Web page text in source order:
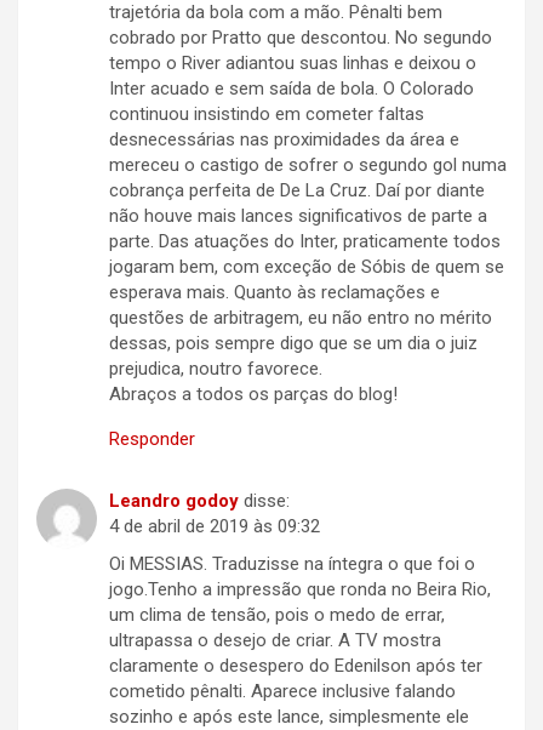
trajetória da bola com a mão. Pênalti bem
cobrado por Pratto que descontou. No segundo
tempo o River adiantou suas linhas e deixou o
Inter acuado e sem saída de bola. O Colorado
continuou insistindo em cometer faltas
desnecessárias nas proximidades da área e
mereceu o castigo de sofrer o segundo gol numa
cobrança perfeita de De La Cruz. Daí por diante
não houve mais lances significativos de parte a
parte. Das atuações do Inter, praticamente todos
jogaram bem, com exceção de Sóbis de quem se
esperava mais. Quanto às reclamações e
questões de arbitragem, eu não entro no mérito
dessas, pois sempre digo que se um dia o juiz
prejudica, noutro favorece.
Abraços a todos os parças do blog!
Responder
Leandro godoy disse:
4 de abril de 2019 às 09:32
Oi MESSIAS. Traduzisse na íntegra o que foi o
jogo.Tenho a impressão que ronda no Beira Rio,
um clima de tensão, pois o medo de errar,
ultrapassa o desejo de criar. A TV mostra
claramente o desespero do Edenilson após ter
cometido pênalti. Aparece inclusive falando
sozinho e após este lance, simplesmente ele